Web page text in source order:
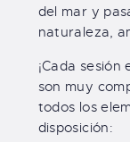
del mar y
naturaleza,
¡Cada
son muy
todos los
disposición: